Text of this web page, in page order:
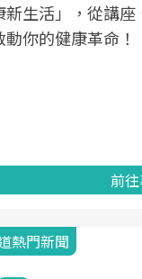
過醫學觀點與日
健康的認知，進而
前
熱門新聞